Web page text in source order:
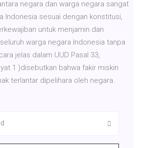
negara dan warga negara sangat
Indonesia sesuai dengan konstitusi,
untuk menjamin dan
warga negara Indonesia tanpa
jelas dalam UUD Pasal 33,
1 )disebutkan bahwa fakir miskin
terlantar dipelihara oleh negara.